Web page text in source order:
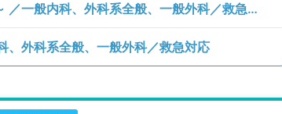
【福島県／本宮市】月、火、木曜日／日給50,000円 ～ ／一般内科、外科系全般、一般外科／救急対応
、外科系全般、一般外科／救急対応